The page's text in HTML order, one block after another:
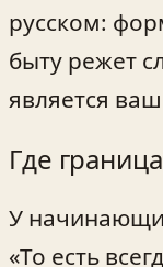
русском:
быту режет
является
Где
У
«То есть